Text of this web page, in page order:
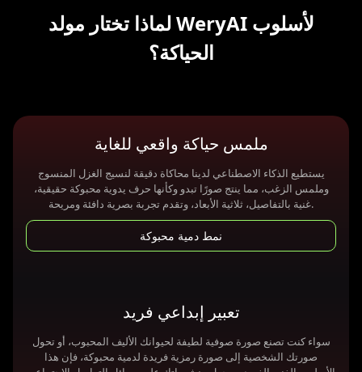
لماذا تختار مولد WeryAI لأسلوب
الحياكة؟
ملمس حياكة واقعي للغاية
يستطيع الذكاء الاصطناعي لدينا محاكاة دقيقة لنسيج الغزل المنسوج
وملمس الزغب، مما ينتج صورًا تبدو وكأنها حرف يدوية محبوكة حقيقية،
غنية بالتفاصيل، ثلاثية الأبعاد، وتقدم تجربة بصرية دافئة ومريحة.
نمط دمية محبوكة
تعبير إبداعي فريد
سواء كنت تصنع صورة صوفية لطيفة لحيوانك الأليف المحبوب، أو تحول
صورتك الشخصية إلى صورة رمزية فريدة لدمية محبوكة، فإن هذا